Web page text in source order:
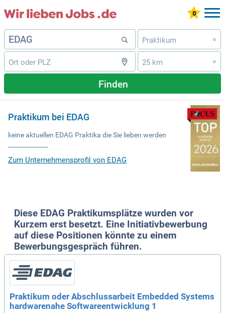
Praktikum »
25 km »
Finden
Praktikum bei EDAG
keine aktuellen EDAG Praktika die Sie lieben werden
Zum Unternehmensprofil von EDAG
Diese EDAG Praktikumsplätze wurden vor
Kurzem erst besetzt. Eine Initiativbewerbung
auf diese Positionen könnte zu einem
Bewerbungsgespräch führen.
Praktikum oder Abschlussarbeit Embedded Systems
hardwarenahe Softwareentwicklung 1